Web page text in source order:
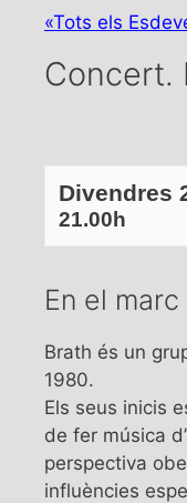
«Tots els
Concert.
Divendres
21.00h
En el
Brath és un
1980.
Els seus inicis
de fer música
perspectiva
influències